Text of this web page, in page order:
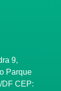
9,
Parque
CEP: